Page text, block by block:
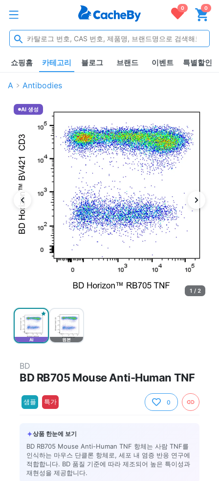
0 0
쇼핑홈 카테고리 블로그 브랜드 이벤트 특별할인
A Antibodies
AI 원본
AI 생성
1 / 2
BD
BD RB705 Mouse Anti-Human TNF
샘플 특가 0
✦상품 한눈에 보기
BD RB705 Mouse Anti-Human TNF 항체는 사람 TNF를
인식하는 마우스 단클론 항체로, 세포 내 염증 반응 연구에
적합합니다. BD 품질 기준에 따라 제조되어 높은 특이성과
재현성을 제공합니다.